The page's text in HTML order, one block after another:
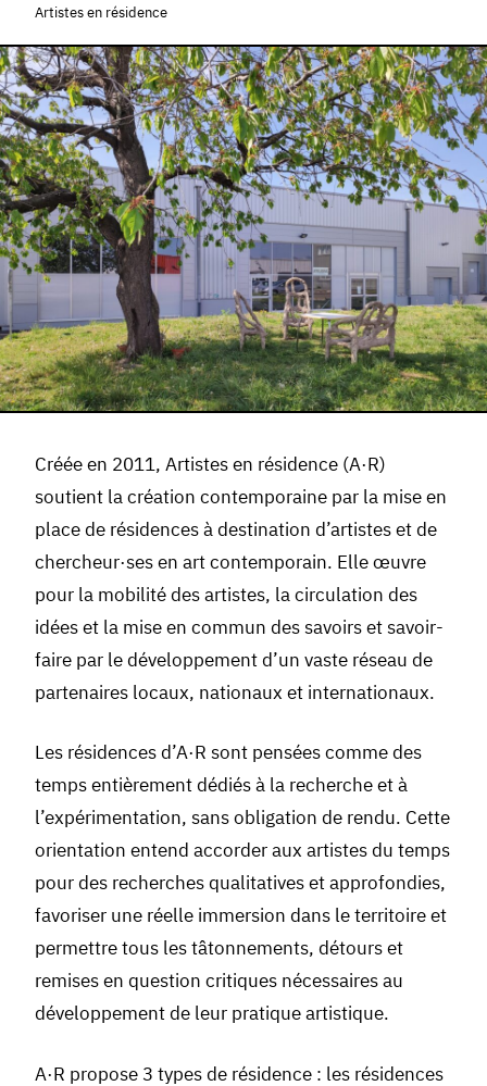
Artistes en résidence
Créée en 2011, Artistes en résidence (A·R)
soutient la création contemporaine par la mise en
place de résidences à destination d’artistes et de
chercheur·ses en art contemporain. Elle œuvre
pour la mobilité des artistes, la circulation des
idées et la mise en commun des savoirs et savoir-
faire par le développement d’un vaste réseau de
partenaires locaux, nationaux et internationaux.
Les résidences d’A·R sont pensées comme des
temps entièrement dédiés à la recherche et à
l’expérimentation, sans obligation de rendu. Cette
orientation entend accorder aux artistes du temps
pour des recherches qualitatives et approfondies,
favoriser une réelle immersion dans le territoire et
permettre tous les tâtonnements, détours et
remises en question critiques nécessaires au
développement de leur pratique artistique.
A·R propose 3 types de résidence : les résidences